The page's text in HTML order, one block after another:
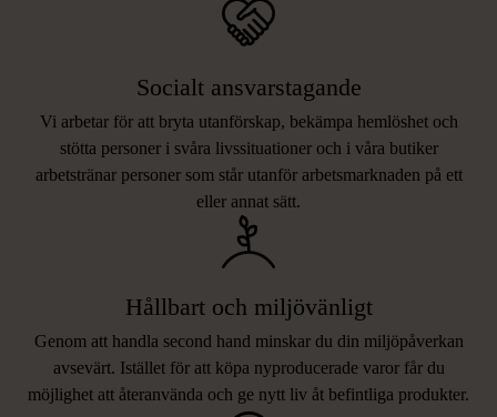
Socialt ansvarstagande
Vi arbetar för att bryta utanförskap, bekämpa hemlöshet och
stötta personer i svåra livssituationer och i våra butiker
arbetstränar personer som står utanför arbetsmarknaden på ett
eller annat sätt.
Hållbart och miljövänligt
Genom att handla second hand minskar du din miljöpåverkan
avsevärt. Istället för att köpa nyproducerade varor får du
möjlighet att återanvända och ge nytt liv åt befintliga produkter.